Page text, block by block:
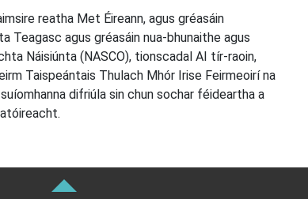
reatha Met Éireann, agus gréasáin
Teagasc agus gréasáin nua-bhunaithe agus
Náisiúnta (NASCO), tionscadal AI tír-raoin,
Taispeántais Thulach Mhór Irise Feirmeoirí na
difriúla sin chun sochar féideartha a